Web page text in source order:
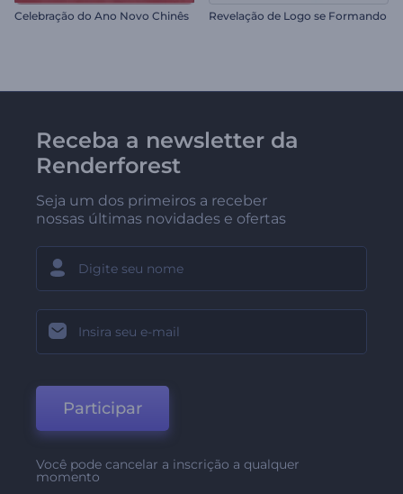
Celebração do Ano Novo Chinês Revelação de Logo se Formando
Receba a newsletter da
Renderforest
Seja um dos primeiros a receber
nossas últimas novidades e ofertas
Participar
Você pode cancelar a inscrição a qualquer
momento